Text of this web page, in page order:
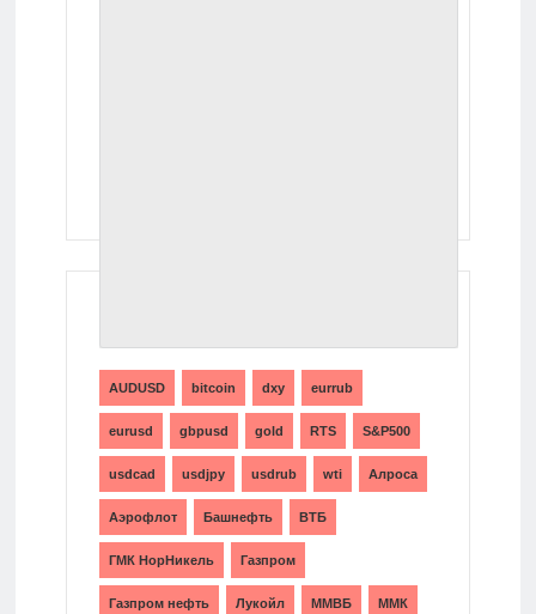
AUDUSD bitcoin dxy eurrub
eurusd gbpusd gold RTS S&P500
usdcad usdjpy usdrub wti Алроса
Аэрофлот Башнефть ВТБ
ГМК НорНикель Газпром
Газпром нефть Лукойл ММВБ ММК